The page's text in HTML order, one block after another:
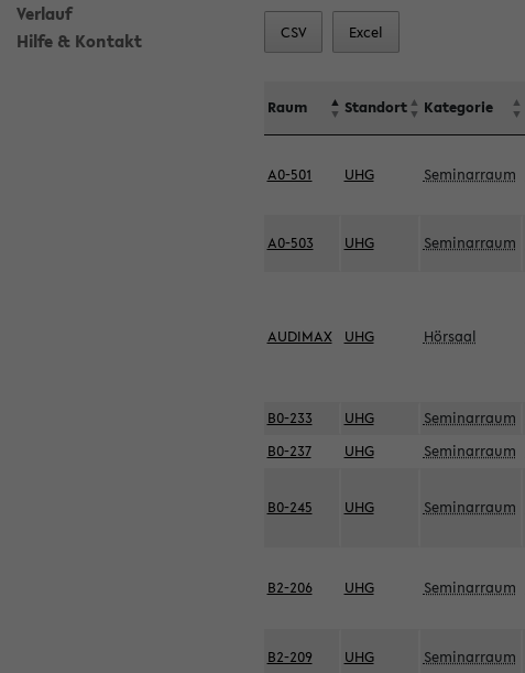
Verlauf
Hilfe & Kontakt
CSV Excel
Raum Standort Kategorie
A0-501 UHG Seminarraum
A0-503 UHG Seminarraum
AUDIMAX UHG Hörsaal
B0-233 UHG Seminarraum
B0-237
UHG Seminarraum
B0-245 UHG Seminarraum
B2-206 UHG Seminarraum
B2-209 UHG Seminarraum